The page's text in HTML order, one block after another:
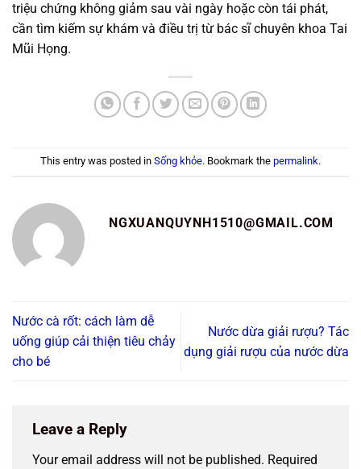
triệu chứng không giảm sau vài ngày hoặc còn tái phát,
cần tìm kiếm sự khám và điều trị từ bác sĩ chuyên khoa Tai
Mũi Họng.
This entry was posted in Sống khỏe. Bookmark the permalink.
NGXUANQUYNH1510@GMAIL.COM
Nước cà rốt: cách làm dễ
uống giúp cải thiện tiêu chảy
cho bé
Nước dừa giải rượu? Tác
dụng giải rượu của nước dừa
Leave a Reply
Your email address will not be published. Required